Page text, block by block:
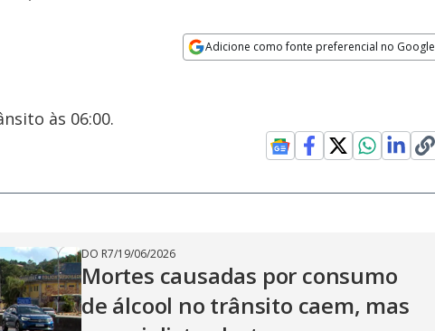
Adicione como fonte preferencial no Google
às 06:00.
DO R7/19/06/2026
Mortes causadas por consumo
de álcool no trânsito caem, mas